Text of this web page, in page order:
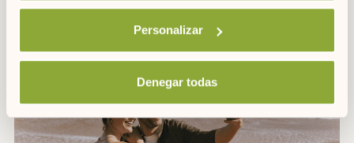
Personalizar
Denegar todas